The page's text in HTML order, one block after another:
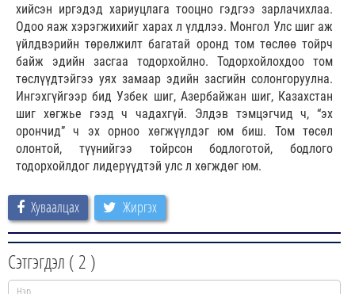
хийсэн иргэдэд хариуцлага тооцно гэдгээ зарлачихлаа.
Одоо яаж хэрэгжихийг харах л үлдлээ. Монгол Улс шиг аж
үйлдвэрийн төрөлжилт багатай оронд том төслөө тойрч
байж эдийн засгаа тодорхойлно. Тодорхойлохдоо том
төслүүдтэйгээ уях замаар эдийн засгийн солонгоруулна.
Ингэхгүйгээр бид Узбек шиг, Азербайжан шиг, Казахстан
шиг хөгжье гээд ч чадахгүй. Элдэв тэмцэгчид ч, “эх
орончид” ч эх орноо хөгжүүлдэг юм биш. Том төсөл
олонтой, түүнийгээ тойрсон бодлоготой, бодлого
тодорхойлдог лидерүүдтэй улс л хөгждөг юм.
Хуваалцах Жиргэх
Сэтгэгдэл (2 )